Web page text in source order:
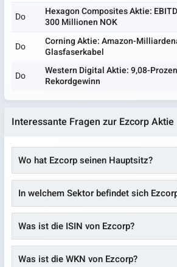
Do
Hexagon Composites Aktie:
300 Millionen NOK
Do
Corning Aktie: Amazon-
Glasfaserkabel
Do
Western Digital Aktie: 9,08-
Rekordgewinn
Interessante Fragen zur Ezcorp Aktie
Wo hat Ezcorp seinen Hauptsitz?
In welchem Sektor befindet sich
Was ist die ISIN von Ezcorp?
Was ist die WKN von Ezcorp?